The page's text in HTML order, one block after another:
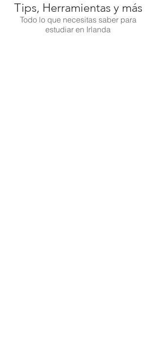
Tips, Herramientas y más
Todo lo que necesitas saber para
estudiar en Irlanda